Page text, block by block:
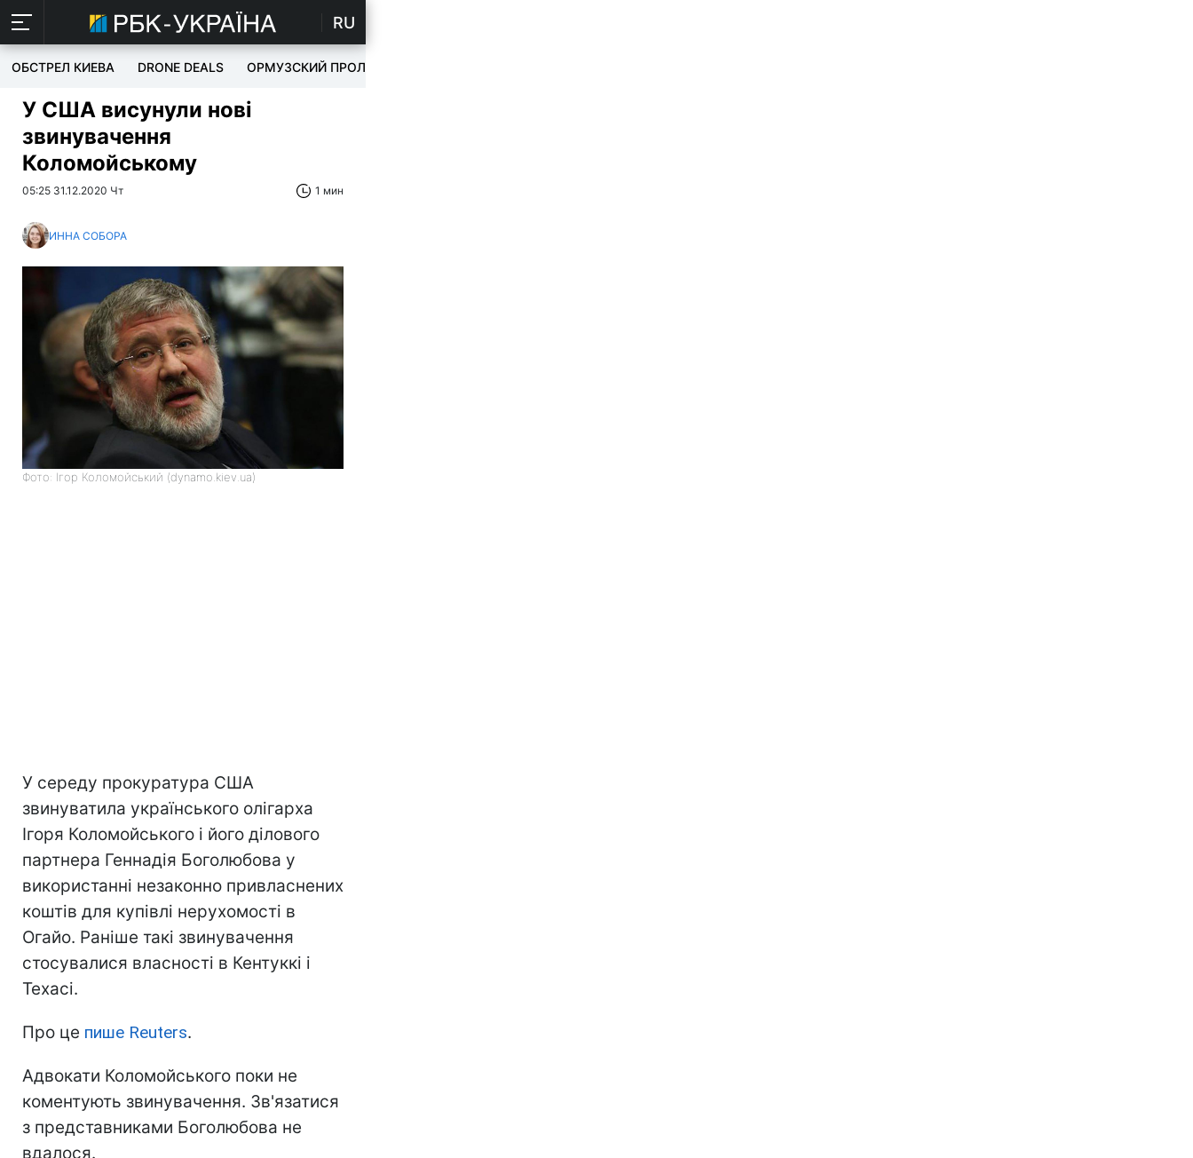
RU
ОБСТРЕЛ КИЕВА DRONE DEALS ОРМУЗСКИЙ ПРОЛИВ
У США висунули нові
звинувачення
Коломойському
05:25 31.12.2020 Чт 1 мин
ИННА СОБОРА
Фото: Ігор Коломойський (dynamo.kiev.ua)
У середу прокуратура США
звинуватила українського олігарха
Ігоря Коломойського і його ділового
партнера Геннадія Боголюбова у
використанні незаконно привласнених
коштів для купівлі нерухомості в
Огайо. Раніше такі звинувачення
стосувалися власності в Кентуккі і
Техасі.
Про це пише Reuters.
Адвокати Коломойського поки не
коментують звинувачення. Зв'язатися
з представниками Боголюбова не
вдалося.